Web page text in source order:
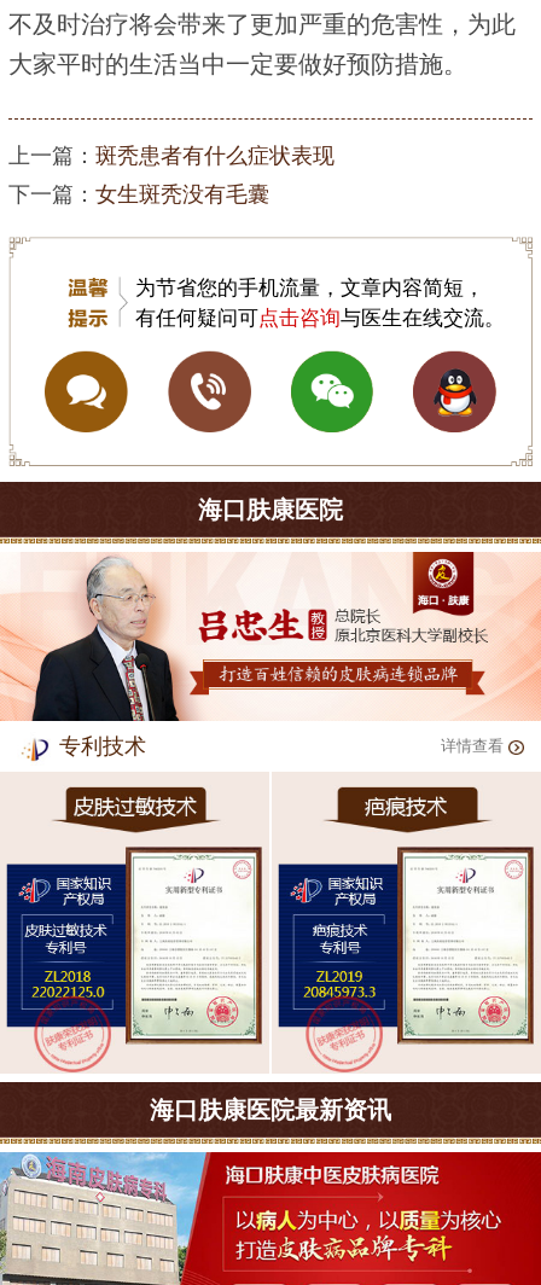
不及时治疗将会带来了更加严重的危害性，为此
大家平时的生活当中一定要做好预防措施。
上一篇： 斑秃患者有什么症状表现
下一篇： 女生斑秃没有毛囊
为节省您的手机流量，文章内容简短，
有任何疑问可点击咨询与医生在线交流。
海口肤康医院
专利技术 详情查看
海口肤康医院最新资讯